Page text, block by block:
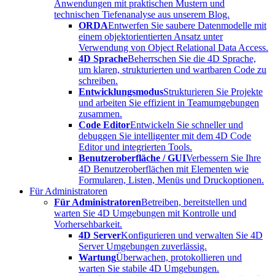
Anwendungen mit praktischen Mustern und
technischen Tiefenanalyse aus unserem Blog.
ORDAEntwerfen Sie saubere Datenmodelle mit
einem objektorientierten Ansatz unter
Verwendung von Object Relational Data Access.
4D SpracheBeherrschen Sie die 4D Sprache,
um klaren, strukturierten und wartbaren Code zu
schreiben.
EntwicklungsmodusStrukturieren Sie Projekte
und arbeiten Sie effizient in Teamumgebungen
zusammen.
Code EditorEntwickeln Sie schneller und
debuggen Sie intelligenter mit dem 4D Code
Editor und integrierten Tools.
Benutzeroberfläche / GUIVerbessern Sie Ihre
4D Benutzeroberflächen mit Elementen wie
Formularen, Listen, Menüs und Druckoptionen.
Für Administratoren
Für AdministratorenBetreiben, bereitstellen und
warten Sie 4D Umgebungen mit Kontrolle und
Vorhersehbarkeit.
4D ServerKonfigurieren und verwalten Sie 4D
Server Umgebungen zuverlässig.
WartungÜberwachen, protokollieren und
warten Sie stabile 4D Umgebungen.